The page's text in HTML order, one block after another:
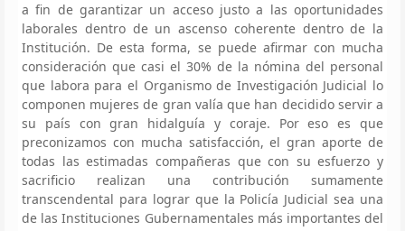
a fin de garantizar un acceso justo a las oportunidades
laborales dentro de un ascenso coherente dentro de la
Institución. De esta forma, se puede afirmar con mucha
consideración que casi el 30% de la nómina del personal
que labora para el Organismo de Investigación Judicial lo
componen mujeres de gran valía que han decidido servir a
su país con gran hidalguía y coraje. Por eso es que
preconizamos con mucha satisfacción, el gran aporte de
todas las estimadas compañeras que con su esfuerzo y
sacrificio realizan una contribución sumamente
transcendental para lograr que la Policía Judicial sea una
de las Instituciones Gubernamentales más importantes del